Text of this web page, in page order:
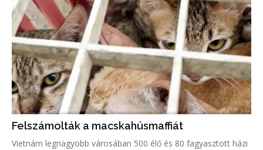
Felszámolták a macskahúsmaffiát
Vietnám legnagyobb városában 500 élő és 80 fagyasztott házi